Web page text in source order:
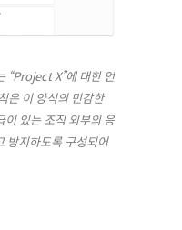
“Project X”에 대한 언
은 이 양식의 민감한
이 있는 조직 외부의 응
방지하도록 구성되어